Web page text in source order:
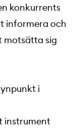
konkurrents
informera och
motsätta sig
i
instrument